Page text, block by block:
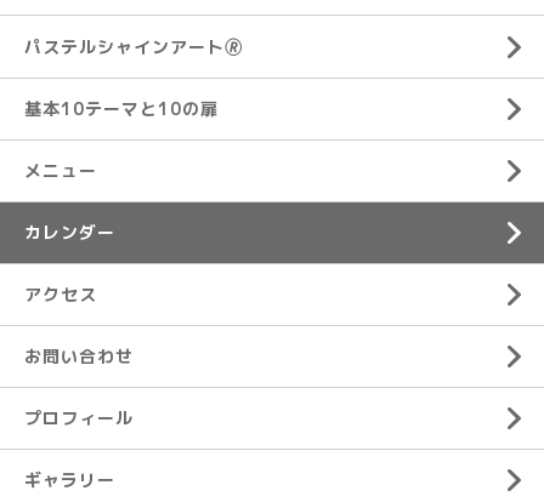
パステルシャインアート🄬
基本10テーマと10の扉
メニュー
カレンダー
アクセス
お問い合わせ
プロフィール
ギャラリー